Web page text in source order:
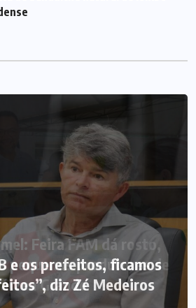
e os prefeitos, ficamos
diz Zé Medeiros